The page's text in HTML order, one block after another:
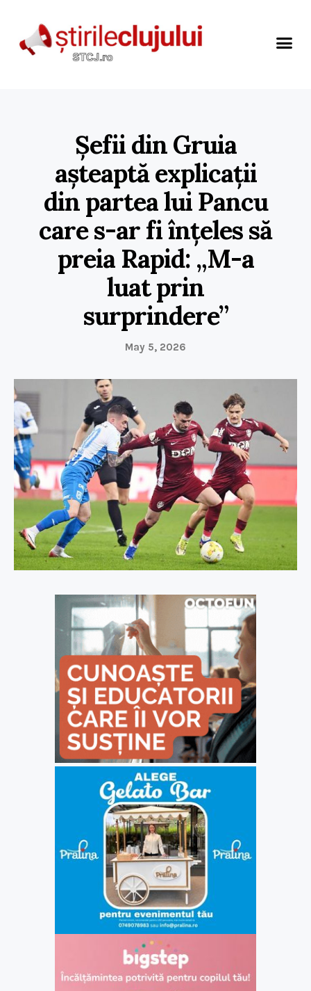
Șefii din Gruia
așteaptă explicații
din partea lui Pancu
care s-ar fi înțeles să
preia Rapid: „M-a
luat prin
surprindere”
May 5, 2026